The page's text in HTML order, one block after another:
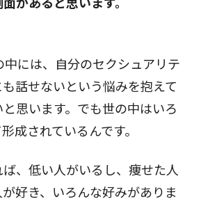
中には、自分のセクシュアリテ
話せないという悩みを抱えて
思います。でも世の中はいろ
成されているんです。
、低い人がいるし、痩せた人
好き、いろんな好みがありま